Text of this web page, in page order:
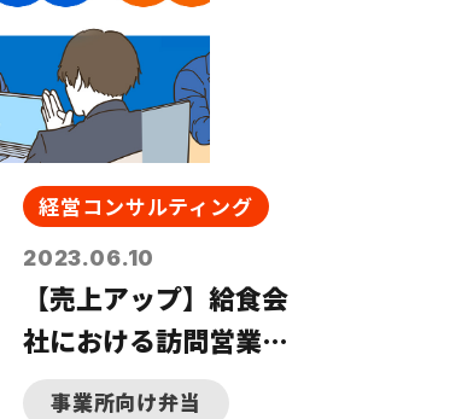
経営コンサルティング
2023.06.10
【売上アップ】給食会
社における訪問営業の
必要性と優位性
事業所向け弁当